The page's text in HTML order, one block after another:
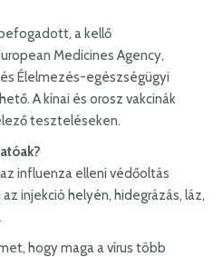
a kellő
Medicines Agency,
Élelmezés-egészségügyi
A kínai és orosz vakcinák
teszteléseken.
influenza elleni védőoltás
injekció helyén, hidegrázás, láz,
hogy maga a vírus több